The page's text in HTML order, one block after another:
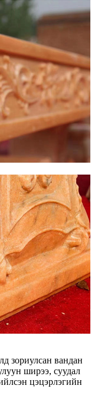
зориулсан вандан
ширээ, суудал
цэцэрлэгийн